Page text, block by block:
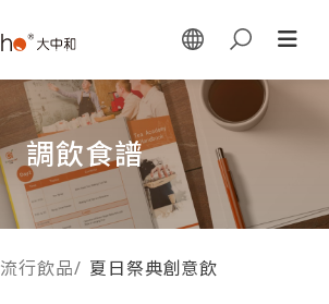
調飲食譜
流行飲品/ 夏日祭典創意飲